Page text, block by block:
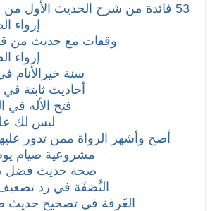
53 فائدة من شرح الحديث الأول من الأربعين النووية لشيخنا وليد السعيدان حفظه الله ورعاه
إرواء
وقفات مع حديث من
إرواء
سنة خيرالأنام
أحاديث ثابتة
فتح الأله في
ليس لك
أصح وأشهر الرواة ممن تدور
مشروعية صيام
صحة حديث فضل
النَّصَفَة في رد
الغَرفة في تصحيح حديث